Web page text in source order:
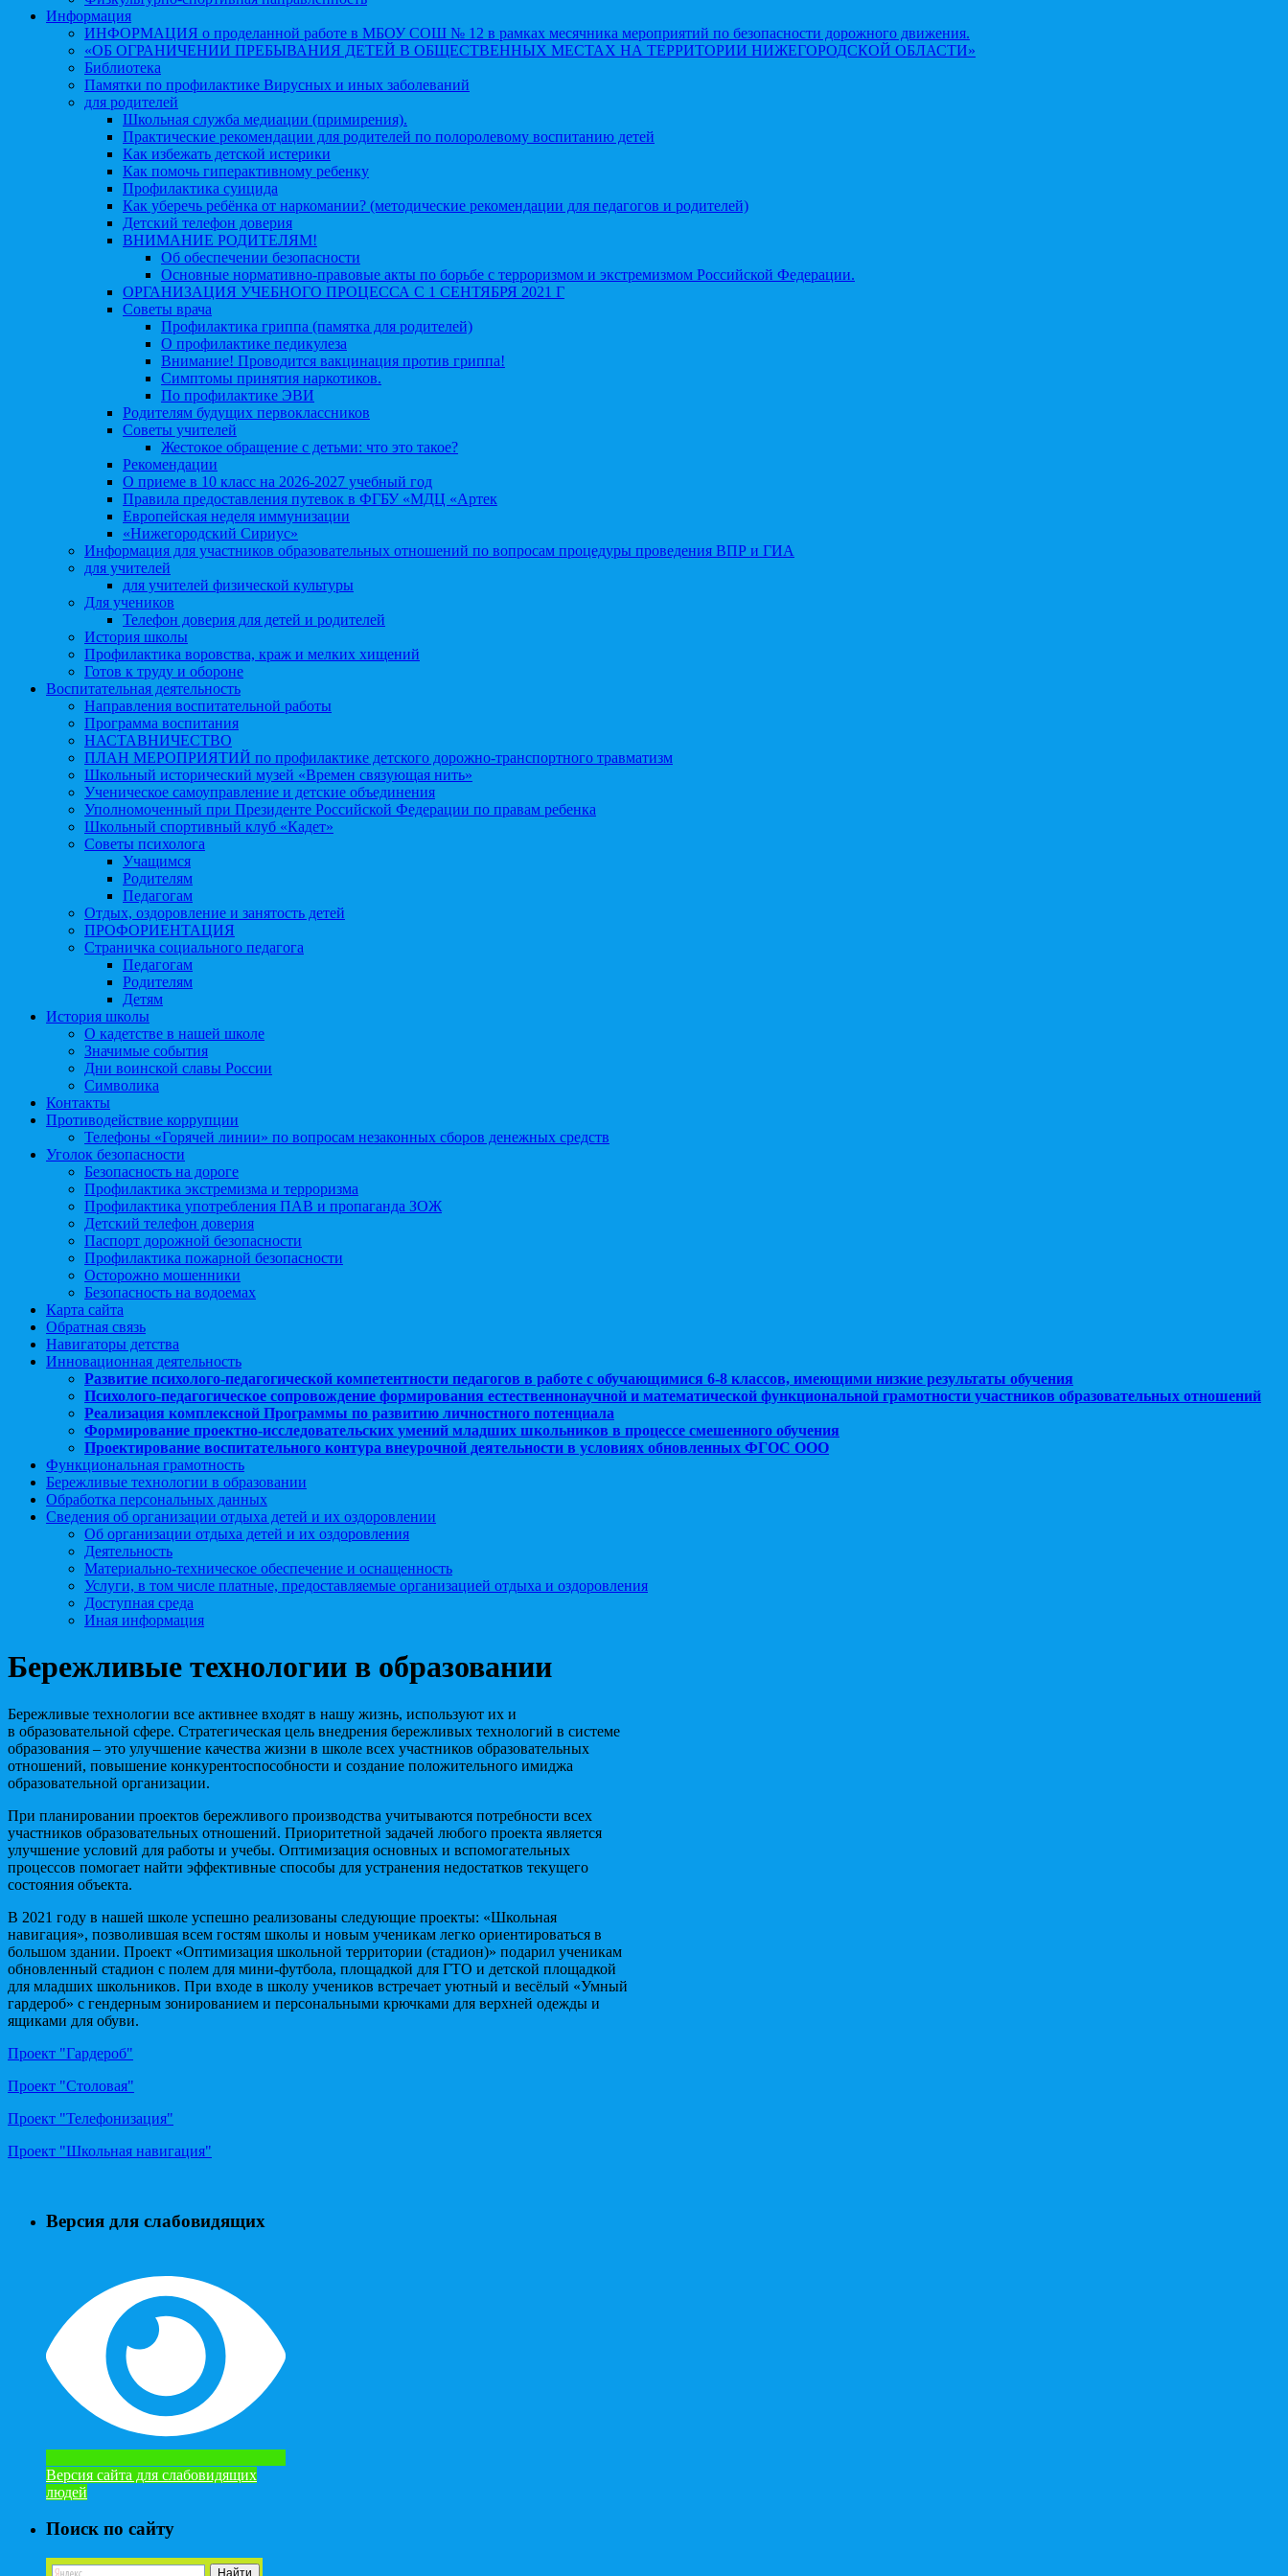
Информация
ИНФОРМАЦИЯ о проделанной работе в МБОУ СОШ № 12 в рамках месячника мероприятий по безопасности дорожного движения.
«ОБ ОГРАНИЧЕНИИ ПРЕБЫВАНИЯ ДЕТЕЙ В ОБЩЕСТВЕННЫХ МЕСТАХ НА ТЕРРИТОРИИ НИЖЕГОРОДСКОЙ ОБЛАСТИ»
Библиотека
Памятки по профилактике Вирусных и иных заболеваний
для родителей
Школьная служба медиации (примирения).
Практические рекомендации для родителей по полоролевому воспитанию детей
Как избежать детской истерики
Как помочь гиперактивному ребенку
Профилактика суицида
Как уберечь ребёнка от наркомании? (методические рекомендации для педагогов и родителей)
Детский телефон доверия
ВНИМАНИЕ РОДИТЕЛЯМ!
Об обеспечении безопасности
Основные нормативно-правовые акты по борьбе с терроризмом и экстремизмом Российской Федерации.
ОРГАНИЗАЦИЯ УЧЕБНОГО ПРОЦЕССА С 1 СЕНТЯБРЯ 2021 Г
Советы врача
Профилактика гриппа (памятка для родителей)
О профилактике педикулеза
Внимание! Проводится вакцинация против гриппа!
Симптомы принятия наркотиков.
По профилактике ЭВИ
Родителям будущих первоклассников
Советы учителей
Жестокое обращение с детьми: что это такое?
Рекомендации
О приеме в 10 класс на 2026-2027 учебный год
Правила предоставления путевок в ФГБУ «МДЦ «Артек
Европейская неделя иммунизации
«Нижегородский Сириус»
Информация для участников образовательных отношений по вопросам процедуры проведения ВПР и ГИА
для учителей
для учителей физической культуры
Для учеников
Телефон доверия для детей и родителей
История школы
Профилактика воровства, краж и мелких хищений
Готов к труду и обороне
Воспитательная деятельность
Направления воспитательной работы
Программа воспитания
НАСТАВНИЧЕСТВО
ПЛАН МЕРОПРИЯТИЙ по профилактике детского дорожно-транспортного травматизм
Школьный исторический музей «Времен связующая нить»
Ученическое самоуправление и детские объединения
Уполномоченный при Президенте Российской Федерации по правам ребенка
Школьный спортивный клуб «Кадет»
Советы психолога
Учащимся
Родителям
Педагогам
Отдых, оздоровление и занятость детей
ПРОФОРИЕНТАЦИЯ
Страничка социального педагога
Педагогам
Родителям
Детям
История школы
О кадетстве в нашей школе
Значимые события
Дни воинской славы России
Символика
Контакты
Противодействие коррупции
Телефоны «Горячей линии» по вопросам незаконных сборов денежных средств
Уголок безопасности
Безопасность на дороге
Профилактика экстремизма и терроризма
Профилактика употребления ПАВ и пропаганда ЗОЖ
Детский телефон доверия
Паспорт дорожной безопасности
Профилактика пожарной безопасности
Осторожно мошенники
Безопасность на водоемах
Карта сайта
Обратная связь
Навигаторы детства
Инновационная деятельность
Развитие психолого-педагогической компетентности педагогов в работе с обучающимися 6-8 классов, имеющими низкие результаты обучения
Психолого-педагогическое сопровождение формирования естественнонаучной и математической функциональной грамотности участников образовательных отношений
Реализация комплексной Программы по развитию личностного потенциала
Формирование проектно-исследовательских умений младших школьников в процессе смешенного обучения
Проектирование воспитательного контура внеурочной деятельности в условиях обновленных ФГОС ООО
Функциональная грамотность
Бережливые технологии в образовании
Обработка персональных данных
Сведения об организации отдыха детей и их оздоровлении
Об организации отдыха детей и их оздоровления
Деятельность
Материально-техническое обеспечение и оснащенность
Услуги, в том числе платные, предоставляемые организацией отдыха и оздоровления
Доступная среда
Иная информация
Бережливые технологии в образовании
Бережливые технологии все активнее входят в нашу жизнь, используют их и
в образовательной сфере. Стратегическая цель внедрения бережливых технологий в системе
образования – это улучшение качества жизни в школе всех участников образовательных
отношений, повышение конкурентоспособности и создание положительного имиджа
образовательной организации.
При планировании проектов бережливого производства учитываются потребности всех
участников образовательных отношений. Приоритетной задачей любого проекта является
улучшение условий для работы и учебы. Оптимизация основных и вспомогательных
процессов помогает найти эффективные способы для устранения недостатков текущего
состояния объекта.
В 2021 году в нашей школе успешно реализованы следующие проекты: «Школьная
навигация», позволившая всем гостям школы и новым ученикам легко ориентироваться в
большом здании. Проект «Оптимизация школьной территории (стадион)» подарил ученикам
обновленный стадион с полем для мини-футбола, площадкой для ГТО и детской площадкой
для младших школьников. При входе в школу учеников встречает уютный и весёлый «Умный
гардероб» с гендерным зонированием и персональными крючками для верхней одежды и
ящиками для обуви.
Проект "Гардероб"
Проект "Столовая"
Проект "Телефонизация"
Проект "Школьная навигация"
Версия для слабовидящих
Версия сайта для слабовидящих
людей
Поиск по сайту